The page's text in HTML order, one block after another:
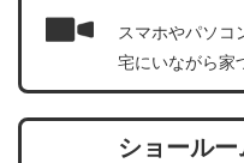
スマホやパソコ
宅にいながら家
ショール